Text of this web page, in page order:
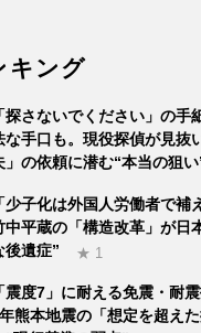
キング
「探さないでください」の手
な手口も。現役探偵が見抜
」の依頼に潜む“本当の狙い
「少子化は外国人労働者で補
中平蔵の「構造改革」が日
後遺症”
★ 1
「震度7」に耐える免震・耐
熊本地震の「想定を超え